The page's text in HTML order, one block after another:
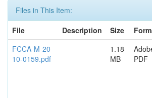
Files in This Item:
File
Description Size
FCCA-M-20
10-0159.pdf
1.18
MB
PDF